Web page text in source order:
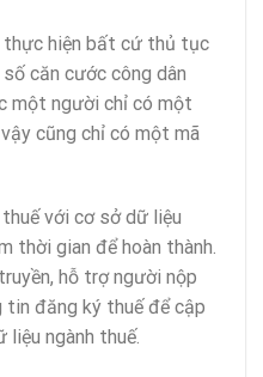
thực hiện bất cứ thủ tục
căn cước công dân
một người chỉ có một
cũng chỉ có một mã
với cơ sở dữ liệu
thời gian để hoàn thành.
hỗ trợ người nộp
đăng ký thuế để cập
liệu ngành thuế.